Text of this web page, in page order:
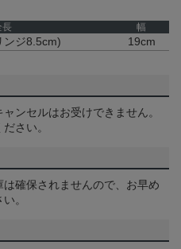
長 幅
ンジ8.5cm) 19cm
ンセルはお受けできません。
さい。
確保されませんので、お早め
。